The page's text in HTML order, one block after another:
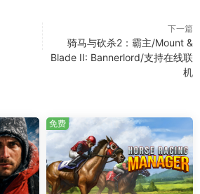
HD laptop GPUs
4000/etc.)
Windows 10
range Intel Core i5
RAM
Geforce GTX 760/equivalent or
下一篇
骑马与砍杀2：霸主/Mount &
Blade II: Bannerlord/支持在线联
机
免费